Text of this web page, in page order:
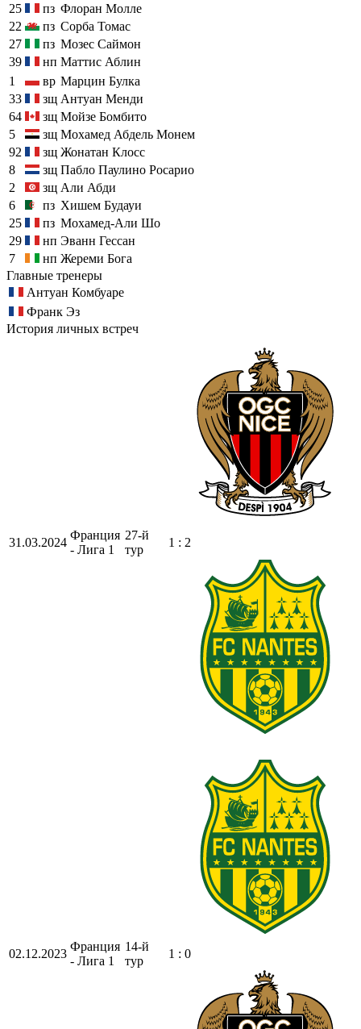
25
пз Флоран Молле
22
пз Сорба Томас
27
пз Мозес Саймон
39
нп Маттис Аблин
1
вр Марцин Булка
33
зщ Антуан Менди
64
зщ Мойзе Бомбито
5
зщ Мохамед Абдель Монем
92
зщ Жонатан Клосс
8
зщ Пабло Паулино Росарио
2
зщ Али Абди
6
пз Хишем Будауи
25
пз Мохамед-Али Шо
29
нп Эванн Гессан
7
нп Жереми Бога
Главные тренеры
Антуан Комбуаре
Франк Эз
История личных встреч
31.03.2024
Франция
- Лига 1
27-й
тур
1 : 2
02.12.2023
Франция
- Лига 1
14-й
тур
1 : 0